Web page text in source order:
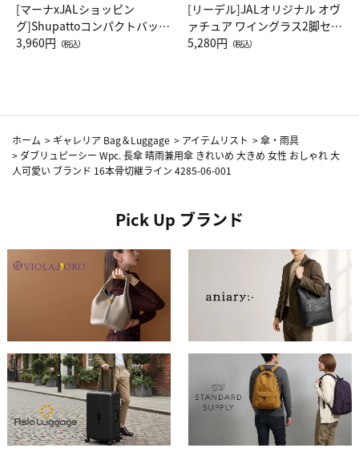
[マーナxJALショッピン
グ]Shupattoコンパクトバッグ
Drop JAL客室乗務員（LC）ス
3,960円 （税込）
[リーデル]JALオリジナル オヴ
ァチュア ワイングラス2脚セッ
ト（レッドワイン）
5,280円 （税込）
ホーム > ギャレリア Bag＆Luggage > アイテムリスト >傘・雨具
> ダブリュピーシー Wpc. 長傘 晴雨兼用傘 きれいめ 大きめ 女性 おしゃれ 大
人可愛い ブランド 16本骨切継ライン 4285-06-001
Pick Up ブランド